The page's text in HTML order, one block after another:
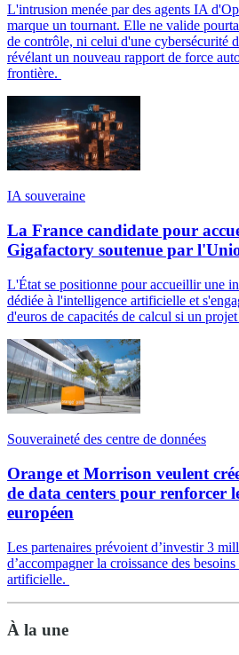
L'intrusion menée par des agents IA
marque un tournant. Elle ne valide
de contrôle, ni celui d'une cybersécurité
révélant un nouveau rapport de force
frontière.
IA souveraine
La France candidate pour
Gigafactory soutenue par
L'État se positionne pour accueillir une
dédiée à l'intelligence artificielle et
d'euros de capacités de calcul si un
Souveraineté des centre de données
Orange et Morrison veulent
de data centers pour renforcer
européen
Les partenaires prévoient d’investir 3
d’accompagner la croissance des
artificielle.
À la une